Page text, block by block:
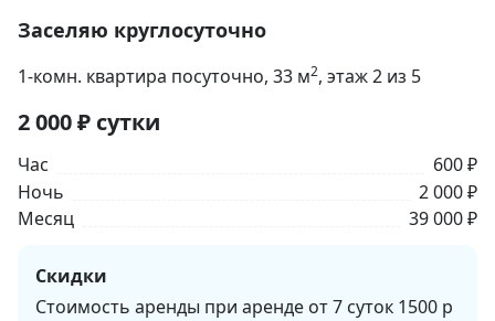
1
5
Заселяю круглосуточно
1-комн. квартира посуточно, 33 м2, этаж 2 из 5
2 000₽ сутки
Час
600 ₽
Ночь
2 000 ₽
Месяц
39 000 ₽
Скидки
Стоимость аренды при аренде от 7 суток 1500 р